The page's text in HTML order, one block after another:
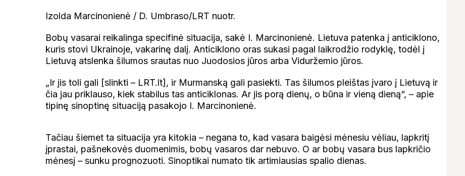
Izolda Marcinonienė / D. Umbraso/LRT nuotr.
Bobų vasarai reikalinga specifinė situacija, sakė I. Marcinonienė. Lietuva patenka į anticiklono,
kuris stovi Ukrainoje, vakarinę dalį. Anticiklono oras sukasi pagal laikrodžio rodyklę, todėl į
Lietuvą atslenka šilumos srautas nuo Juodosios jūros arba Viduržemio jūros.
„Ir jis toli gali [slinkti – LRT.lt], ir Murmanską gali pasiekti. Tas šilumos pleištas įvaro į Lietuvą ir
čia jau priklauso, kiek stabilus tas anticiklonas. Ar jis porą dienų, o būna ir vieną dieną“, – apie
tipinę sinoptinę situaciją pasakojo I. Marcinonienė.
Tačiau šiemet ta situacija yra kitokia – negana to, kad vasara baigėsi mėnesiu vėliau, lapkritį
įprastai, pašnekovės duomenimis, bobų vasaros dar nebuvo. O ar bobų vasara bus lapkričio
mėnesį – sunku prognozuoti. Sinoptikai numato tik artimiausias spalio dienas.